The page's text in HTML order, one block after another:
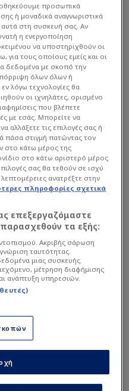
η
το 2024
προσωπικά
ή μοναδικά αναγνωριστικά
στη συσκευή σας. Αν
η ενεργοποίηση
να υποστηριχθούν οι
για τους οποίους εμείς και οι
δεδομένα με σκοπό την
όλων όλων ή
λόγω τεχνολογίες θα
οι ιχνηλάτες, ορισμένο
που βλέπετε
με εσάς. Μπορείτε να
αλλάξετε τις επιλογές σας ή
πάσα στιγμή πατώντας τον
στο κάτω μέρος της
στο κάτω αριστερό μέρος
σας θα τεθούν σε ισχύ
ανατρέξτε στην
πληροφορίες σχετικά
επεξεργαζόμαστε
τα εξής:
Ακριβής σάρωση
ταυτότητας.
μιας συσκευής.
μέτρηση διαφήμισης
ανάπτυξη υπηρεσιών.